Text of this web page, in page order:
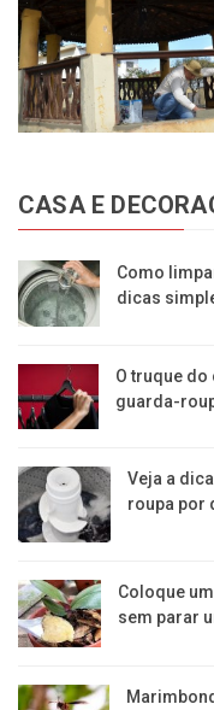
CASA E
Como
dicas
O truque
guarda-
Veja a
roupa por
Coloque
sem parar